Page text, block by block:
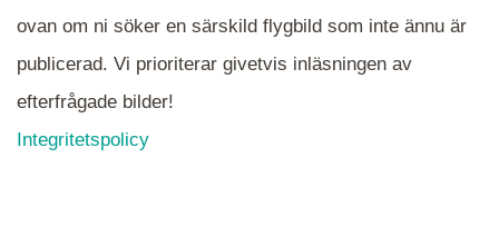
ovan om ni söker en särskild flygbild som inte ännu är
publicerad. Vi prioriterar givetvis inläsningen av
efterfrågade bilder!
Integritetspolicy